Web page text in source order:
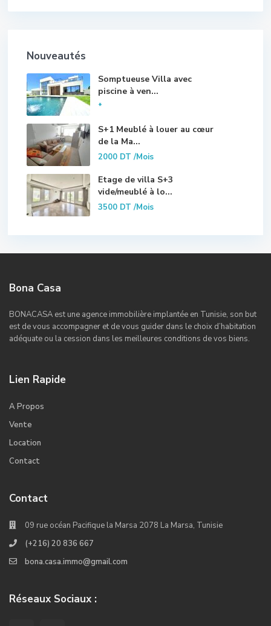
Nouveautés
Somptueuse Villa avec
piscine à ven...
*
S+1 Meublé à louer au cœur
de la Ma...
2000 DT/Mois
Etage de villa S+3
vide/meublé à lo...
3500 DT/Mois
Bona Casa
BONACASA est une agence immobilière implantée en Tunisie, son but
est de vous accompagner et de vous guider dans le choix d’habitation
adéquate ou la cession dans les meilleures conditions de vos biens.
Lien Rapide
A Propos
Vente
Location
Contact
Contact
09 rue océan Pacifique la Marsa 2078 La Marsa, Tunisie
(+216) 20 836 667
bona.casa.immo@gmail.com
Réseaux Sociaux :